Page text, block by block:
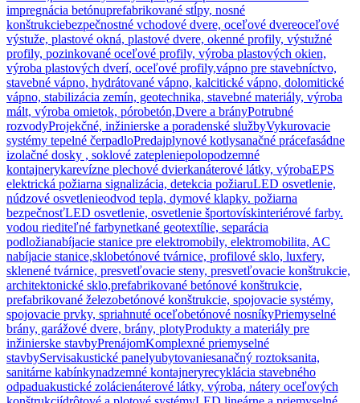
impregnácia betónuprefabrikované stĺpy, nosné
konštrukciebezpečnostné vchodové dvere, oceľové dvereoceľové
výstuže, plastové okná, plastové dvere, okenné profily, výstužné
profily, pozinkované oceľové profily, výroba plastových okien,
výroba plastových dverí, oceľové profily,vápno pre stavebníctvo,
stavebné vápno, hydrátované vápno, kalcitické vápno, dolomitické
vápno, stabilizácia zemín, geotechnika, stavebné materiály, výroba
mált, výroba omietok, pórobetón,Dvere a brányPotrubné
rozvodyProjekčné, inžinierske a poradenské službyVykurovacie
systémy tepelné čerpadloPredajplynové kotlysanačné prácefasádne
izolačné dosky , soklové zatepleniepolopodzemné
kontajnerykarevízne plechové dvierkanáterové látky, výrobaEPS
elektrická požiarna signalizácia, detekcia požiaruLED osvetlenie,
núdzové osvetlenieodvod tepla, dymové klapky. požiarna
bezpečnosťLED osvetlenie, osvetlenie športovískinteriérové farby.
vodou riediteľné farbynetkané geotextílie, separácia
podložianabíjacie stanice pre elektromobily, elektromobilita, AC
nabíjacie stanice,sklobetónové tvárnice, profilové sklo, luxfery,
sklenené tvárnice, presvetľovacie steny, presvetľovacie konštrukcie,
architektonické sklo,prefabrikované betónové konštrukcie,
prefabrikované železobetónové konštrukcie, spojovacie systémy,
spojovacie prvky, spriahnuté oceľobetónové nosníkyPriemyselné
brány, garážové dvere, brány, plotyProdukty a materiály pre
inžinierske stavbyPrenájomKomplexné priemyselné
stavbyServisakustické panelyubytovaniesanačný roztoksanita,
sanitárne kabínkynadzemné kontajneryrecyklácia stavebného
odpaduakustické zolácienáterové látky, výroba, nátery oceľových